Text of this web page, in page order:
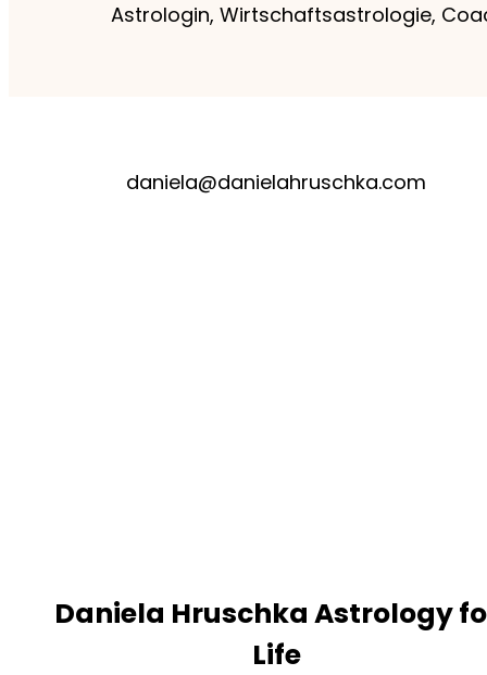
Astrologin, Wirtschaftsastrologie,
daniela@danielahruschka.com
Daniela Hruschka Astrology
Life